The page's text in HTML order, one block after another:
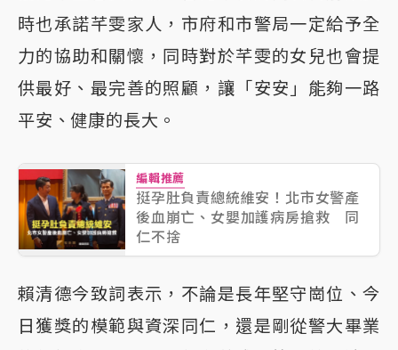
時也承諾芊雯家人，市府和市警局一定給予全
力的協助和關懷，同時對於芊雯的女兒也會提
供最好、最完善的照顧，讓「安安」能夠一路
平安、健康的長大。
編輯推薦
挺孕肚負責總統維安！北市女警產
後血崩亡、女嬰加護病房搶救 同
仁不捨
賴清德今致詞表示，不論是長年堅守崗位、今
日獲獎的模範與資深同仁，還是剛從警大畢業